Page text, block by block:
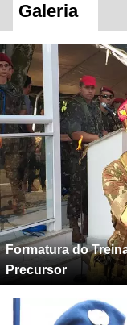
Galeria
Formatura do
Precursor